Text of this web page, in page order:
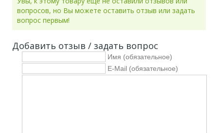
вопросов, но Вы можете оставить отзыв или задать
вопрос первым!
Добавить отзыв / задать вопрос
Имя (обязательное)
E-Mail (обязательное)